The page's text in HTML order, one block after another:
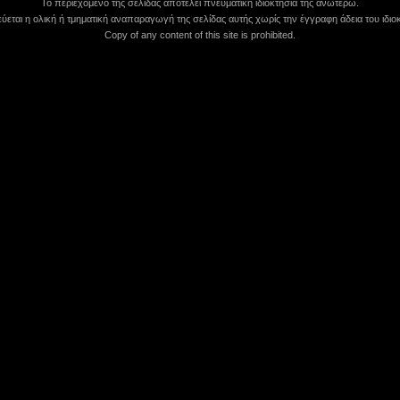
Το περιεχόμενο της σελίδας αποτελεί πνευματική ιδιοκτησία της ανωτέρω.
η ολική ή τμηματική αναπαραγωγή της σελίδας αυτής χωρίς την έγγραφη άδεια του
Copy of any content of this site is prohibited.